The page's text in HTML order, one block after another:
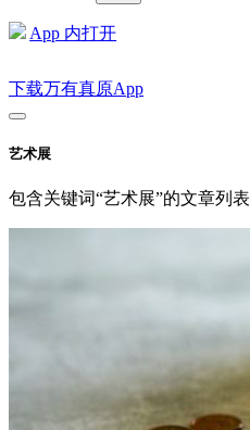
App 内打开
下载万有真原App
艺术展
包含关键词“艺术展”的文章列表